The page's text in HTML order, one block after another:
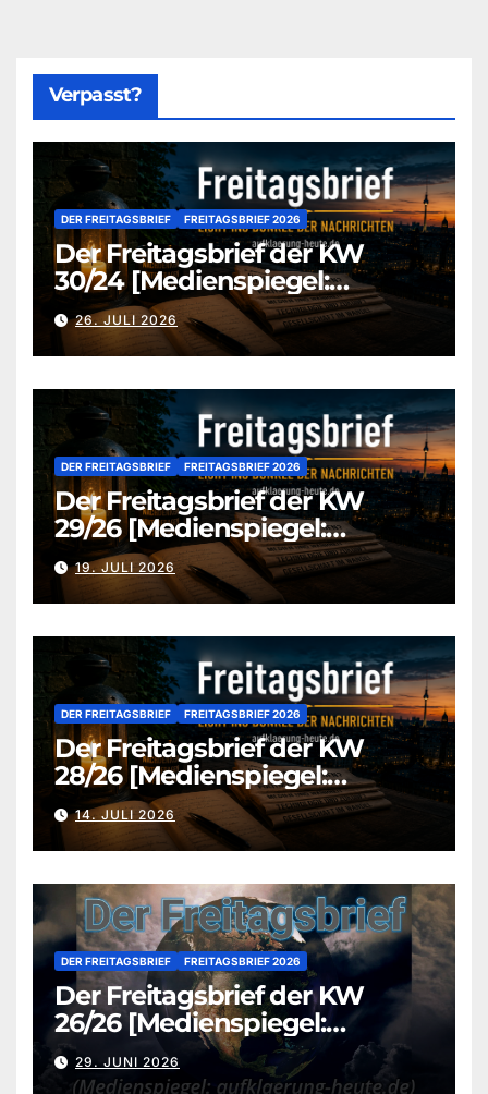
Verpasst?
DER FREITAGSBRIEF FREITAGSBRIEF 2026
Der Freitagsbrief der KW
30/24 [Medienspiegel:
aufklaerung-heute-de]
26. JULI 2026
DER FREITAGSBRIEF FREITAGSBRIEF 2026
Der Freitagsbrief der KW
29/26 [Medienspiegel:
aufklaerung-heute.de]
19. JULI 2026
DER FREITAGSBRIEF FREITAGSBRIEF 2026
Der Freitagsbrief der KW
28/26 [Medienspiegel:
aufklaerung-heute.de]
14. JULI 2026
DER FREITAGSBRIEF FREITAGSBRIEF 2026
Der Freitagsbrief der KW
26/26 [Medienspiegel:
aufklaerung-heute.de]
29. JUNI 2026